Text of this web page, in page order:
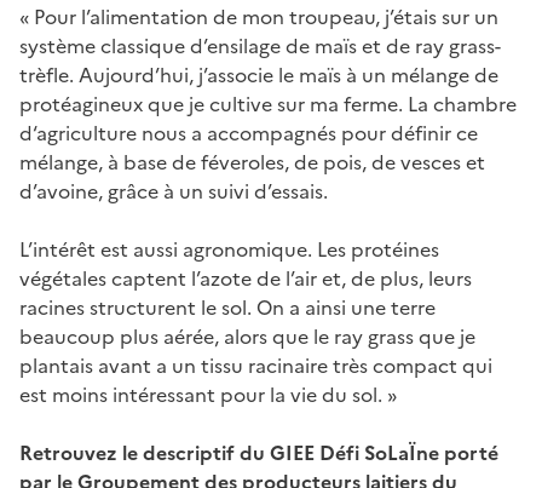
« Pour l’alimentation de mon troupeau, j’étais sur un
système classique d’ensilage de maïs et de ray grass-
trèfle. Aujourd’hui, j’associe le maïs à un mélange de
protéagineux que je cultive sur ma ferme. La chambre
d‘agriculture nous a accompagnés pour définir ce
mélange, à base de féveroles, de pois, de vesces et
d’avoine, grâce à un suivi d’essais.
L’intérêt est aussi agronomique. Les protéines
végétales captent l’azote de l’air et, de plus, leurs
racines structurent le sol. On a ainsi une terre
beaucoup plus aérée, alors que le ray grass que je
plantais avant a un tissu racinaire très compact qui
est moins intéressant pour la vie du sol. »
Retrouvez le descriptif du GIEE Défi SoLaÏne porté
par le Groupement des producteurs laitiers du